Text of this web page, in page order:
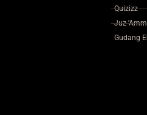
Quizizz
Juz
Gudang